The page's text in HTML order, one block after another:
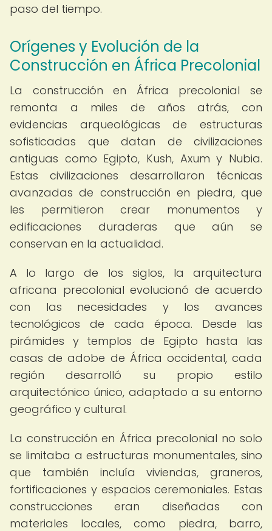
paso del tiempo.
Orígenes y Evolución de la
Construcción en África Precolonial
La construcción en África precolonial se
remonta a miles de años atrás, con
evidencias arqueológicas de estructuras
sofisticadas que datan de civilizaciones
antiguas como Egipto, Kush, Axum y Nubia.
Estas civilizaciones desarrollaron técnicas
avanzadas de construcción en piedra, que
les permitieron crear monumentos y
edificaciones duraderas que aún se
conservan en la actualidad.
A lo largo de los siglos, la arquitectura
africana precolonial evolucionó de acuerdo
con las necesidades y los avances
tecnológicos de cada época. Desde las
pirámides y templos de Egipto hasta las
casas de adobe de África occidental, cada
región desarrolló su propio estilo
arquitectónico único, adaptado a su entorno
geográfico y cultural.
La construcción en África precolonial no solo
se limitaba a estructuras monumentales, sino
que también incluía viviendas, graneros,
fortificaciones y espacios ceremoniales. Estas
construcciones eran diseñadas con
materiales locales, como piedra, barro,